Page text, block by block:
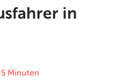
in
Minuten